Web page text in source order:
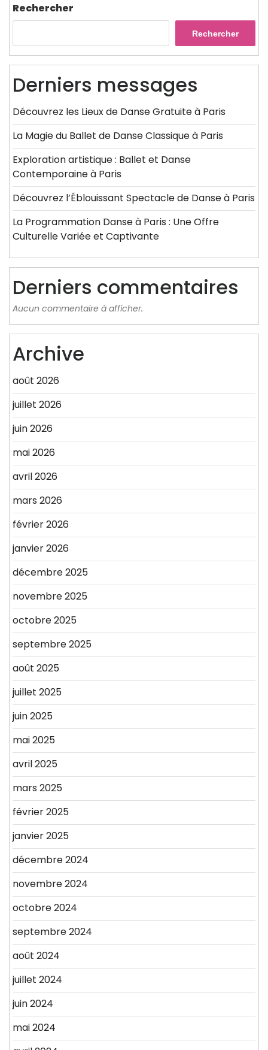
Rechercher
Rechercher
Derniers messages
Découvrez les Lieux de Danse Gratuite à Paris
La Magie du Ballet de Danse Classique à Paris
Exploration artistique : Ballet et Danse
Contemporaine à Paris
Découvrez l’Éblouissant Spectacle de Danse à Paris
La Programmation Danse à Paris : Une Offre
Culturelle Variée et Captivante
Derniers commentaires
Aucun commentaire à afficher.
Archive
août 2026
juillet 2026
juin 2026
mai 2026
avril 2026
mars 2026
février 2026
janvier 2026
décembre 2025
novembre 2025
octobre 2025
septembre 2025
août 2025
juillet 2025
juin 2025
mai 2025
avril 2025
mars 2025
février 2025
janvier 2025
décembre 2024
novembre 2024
octobre 2024
septembre 2024
août 2024
juillet 2024
juin 2024
mai 2024